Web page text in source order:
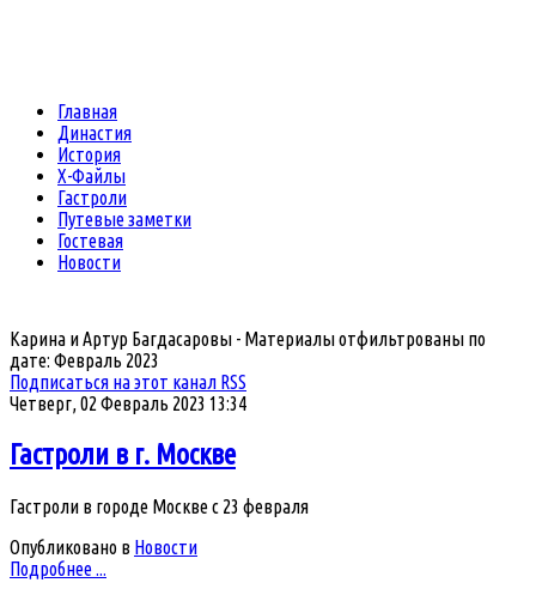
Главная
Династия
История
Х-Файлы
Гастроли
Путевые заметки
Гостевая
Новости
Карина и Артур Багдасаровы - Материалы отфильтрованы по
дате: Февраль 2023
Подписаться на этот канал RSS
Четверг, 02 Февраль 2023 13:34
Гастроли в г. Москве
Гастроли в городе Москве с 23 февраля
Опубликовано в Новости
Подробнее ...